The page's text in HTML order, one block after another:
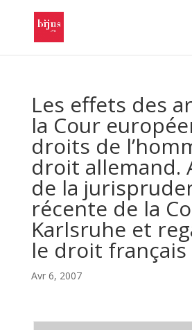
Les effets des
la Cour
droits de
droit allemand.
de la
récente de la
Karlsruhe et
le droit français
Avr 6, 2007